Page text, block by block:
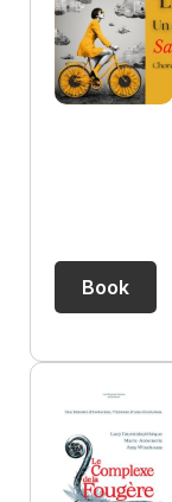
Book